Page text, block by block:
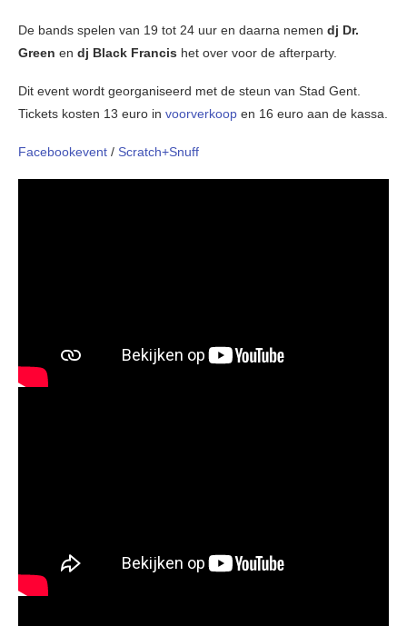
De bands spelen van 19 tot 24 uur en daarna nemen dj Dr.
Green en dj Black Francis het over voor de afterparty.
Dit event wordt georganiseerd met de steun van Stad Gent.
Tickets kosten 13 euro in voorverkoop en 16 euro aan de kassa.
Facebookevent / Scratch+Snuff